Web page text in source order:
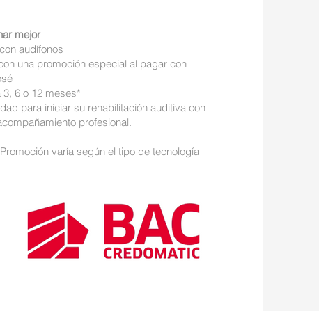
mejor
audífonos
una promoción especial al pagar con
3, 6 o 12 meses*
para iniciar su rehabilitación auditiva con
profesional.
varía según el tipo de tecnología